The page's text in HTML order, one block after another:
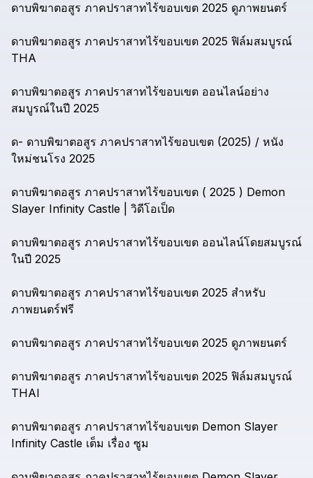
ดาบพิฆาตอสูร ภาคปราสาทไร้ขอบเขต 2025 ดูภาพยนตร์
ดาบพิฆาตอสูร ภาคปราสาทไร้ขอบเขต 2025 ฟิล์มสมบูรณ์
THA
ดาบพิฆาตอสูร ภาคปราสาทไร้ขอบเขต ออนไลน์อย่าง
สมบูรณ์ในปี 2025
ด- ดาบพิฆาตอสูร ภาคปราสาทไร้ขอบเขต (2025) / หนัง
ใหม่ชนโรง 2025
ดาบพิฆาตอสูร ภาคปราสาทไร้ขอบเขต ( 2025 ) Demon
Slayer Infinity Castle วิดีโอเป็ด
ดาบพิฆาตอสูร ภาคปราสาทไร้ขอบเขต ออนไลน์โดยสมบูรณ์
ในปี 2025
ดาบพิฆาตอสูร ภาคปราสาทไร้ขอบเขต 2025 สำหรับ
ภาพยนตร์ฟรี
ดาบพิฆาตอสูร ภาคปราสาทไร้ขอบเขต 2025 ดูภาพยนตร์
ดาบพิฆาตอสูร ภาคปราสาทไร้ขอบเขต 2025 ฟิล์มสมบูรณ์
THAI
ดาบพิฆาตอสูร ภาคปราสาทไร้ขอบเขต Demon Slayer
Infinity Castle เต็ม เรื่อง ซูม